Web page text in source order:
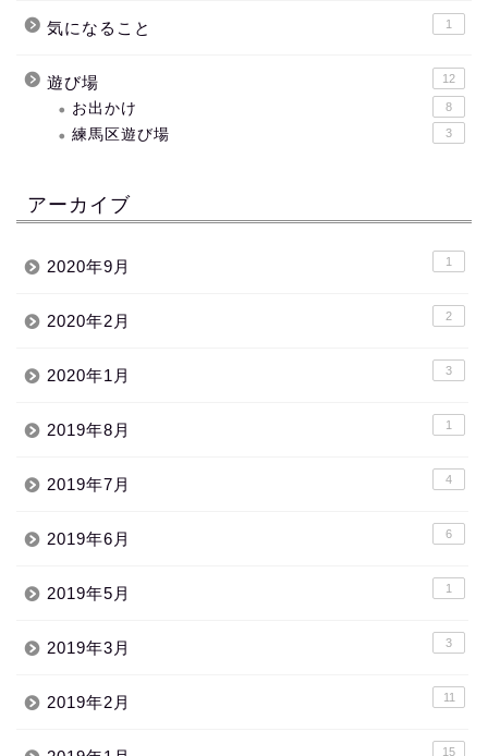
気になること 1
遊び場 12
お出かけ 8
練馬区遊び場 3
アーカイブ
2020年9月 1
2020年2月 2
2020年1月 3
2019年8月 1
2019年7月 4
2019年6月 6
2019年5月 1
2019年3月 3
2019年2月 11
15